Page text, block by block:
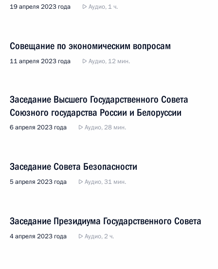
19 апреля 2023 года Аудио, 1 ч.
Совещание по экономическим вопросам
11 апреля 2023 года Аудио, 12 мин.
Заседание Высшего Государственного Совета
Союзного государства России и Белоруссии
6 апреля 2023 года Аудио, 28 мин.
Заседание Совета Безопасности
5 апреля 2023 года Аудио, 31 мин.
Заседание Президиума Государственного Совета
4 апреля 2023 года Аудио, 2 ч.